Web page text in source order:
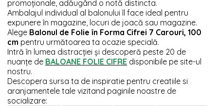
promoționale, adăugând o notă distincta.
Ambalajul individual al balonului îl face ideal pentru
expunere în magazine, locuri de joacă sau magazine.
Alege Balonul de Folie în Forma Cifrei 7 Carouri, 100
cm pentru următoarea ta ocazie specială.
Intră în lumea distracției și descoperă peste 20 de
nuanțe de BALOANE FOLIE CIFRE disponibile pe site-ul
nostru.
Descopera sursa ta de inspiratie pentru creatiile si
aranjamentele tale vizitand paginile noastre de
socializare: